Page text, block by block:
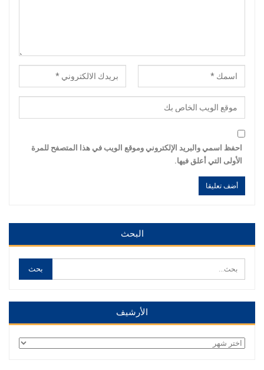
احفظ اسمي والبريد الإلكتروني وموقع الويب في هذا المتصفح للمرة
الأولى التي أعلق فيها.
البحث
الأرشيف
الأرشيف